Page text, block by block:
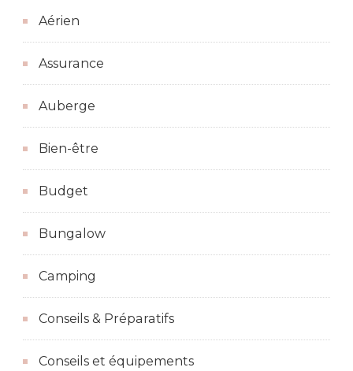
Aérien
Assurance
Auberge
Bien-être
Budget
Bungalow
Camping
Conseils & Préparatifs
Conseils et équipements